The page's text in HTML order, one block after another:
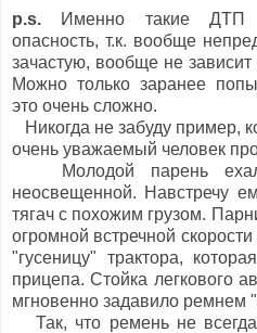
p.s. Именно такие ДТП
опасность, т.к. вообще
зачастую, вообще не
Можно только заранее
это очень сложно.
Никогда не забуду пример,
очень уважаемый человек
Молодой парень ехал
неосвещенной. Навстречу
тягач с похожим грузом.
огромной встречной
"гусеницу" трактора,
прицепа. Стойка легкового
мгновенно задавило ремнем
Так, что ремень не